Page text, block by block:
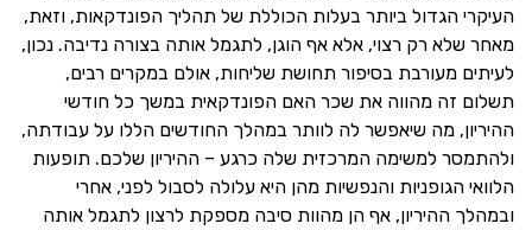
העיקרי הגדול ביותר בעלות הכוללת של תהליך הפונדקאות, וזאת,
מאחר שלא רק רצוי, אלא אף הוגן, לתגמל אותה בצורה נדיבה. נכון,
לעיתים מעורבת בסיפור תחושת שליחות, אולם במקרים רבים,
תשלום זה מהווה את שכר האם הפונדקאית במשך כל חודשי
ההיריון, מה שיאפשר לה לוותר במהלך החודשים הללו על עבודתה,
ולהתמסר למשימה המרכזית שלה כרגע – ההיריון שלכם. תופעות
הלוואי הגופניות והנפשיות מהן היא עלולה לסבול לפני, אחרי
ובמהלך ההיריון, אף הן מהוות סיבה מספקת לרצון לתגמל אותה